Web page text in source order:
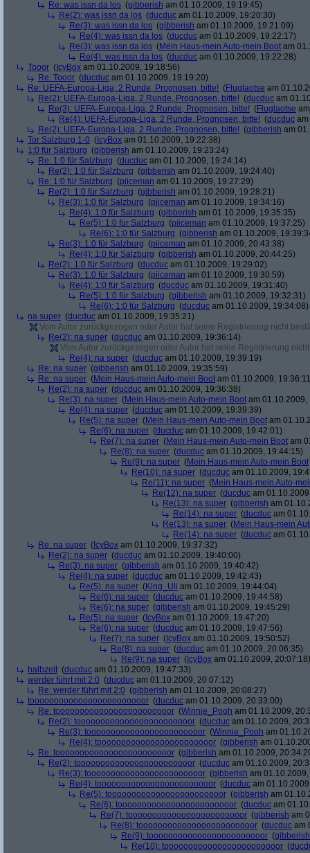
Re: was issn da los (gibberish am 01.10.2009, 19:19:45)
Re(2): was issn da los (ducduc am 01.10.2009, 19:20:30)
Re(3): was issn da los (gibberish am 01.10.2009, 19:21:09)
Re(4): was issn da los (ducduc am 01.10.2009, 19:22:17)
Re(3): was issn da los (Mein Haus-mein Auto-mein Boot am
Re(4): was issn da los (ducduc am 01.10.2009, 19:22:28)
Tooor ( IcyBox am 01.10.2009, 19:18:56)
Re: Tooor (ducduc am 01.10.2009, 19:19:20)
Re: UEFA-Europa-Liga, 2 Runde, Prognosen, bitte! (Fluglaotse am
Re(2): UEFA-Europa-Liga, 2 Runde, Prognosen, bitte! (ducduc am
Re(3): UEFA-Europa-Liga, 2 Runde, Prognosen, bitte! (Fluglaotse
Re(4): UEFA-Europa-Liga, 2 Runde, Prognosen, bitte! (ducduc
Re(2): UEFA-Europa-Liga, 2 Runde, Prognosen, bitte! (gibberish am
Tor Salzburg 1-0 ( IcyBox am 01.10.2009, 19:22:38)
1:0 für Salzburg (gibberish am 01.10.2009, 19:23:24)
Re: 1:0 für Salzburg (ducduc am 01.10.2009, 19:24:14)
Re(2): 1:0 für Salzburg (gibberish am 01.10.2009, 19:24:40)
Re: 1:0 für Salzburg (piiceman am 01.10.2009, 19:27:29)
Re(2): 1:0 für Salzburg (gibberish am 01.10.2009, 19:28:21)
Re(3): 1:0 für Salzburg (piiceman am 01.10.2009, 19:34:16)
Re(4): 1:0 für Salzburg (gibberish am 01.10.2009, 19:35:35)
Re(5): 1:0 für Salzburg (piiceman am 01.10.2009, 19:37:25)
Re(6): 1:0 für Salzburg (gibberish am 01.10.2009,
Re(3): 1:0 für Salzburg (piiceman am 01.10.2009, 20:43:38)
Re(4): 1:0 für Salzburg (gibberish am 01.10.2009, 20:44:25)
Re(2): 1:0 für Salzburg (ducduc am 01.10.2009, 19:29:02)
Re(3): 1:0 für Salzburg (piiceman am 01.10.2009, 19:30:59)
Re(4): 1:0 für Salzburg (ducduc am 01.10.2009, 19:31:40)
Re(5): 1:0 für Salzburg (gibberish am 01.10.2009, 19:32:31)
Re(6): 1:0 für Salzburg (ducduc am 01.10.2009, 19:34:08)
na super (ducduc am 01.10.2009, 19:35:21)
Vom Autor zurückgezogen oder Autor hat seine Registrierung nicht
Re(2): na super (ducduc am 01.10.2009, 19:36:14)
Vom Autor zurückgezogen oder Autor hat seine Registrierung
Re(4): na super (ducduc am 01.10.2009, 19:39:19)
Re: na super (gibberish am 01.10.2009, 19:35:59)
Re: na super (Mein Haus-mein Auto-mein Boot am 01.10.2009,
Re(2): na super (ducduc am 01.10.2009, 19:36:38)
Re(3): na super (Mein Haus-mein Auto-mein Boot am 01.10.2009,
Re(4): na super (ducduc am 01.10.2009, 19:39:39)
Re(5): na super (Mein Haus-mein Auto-mein Boot am
Re(6): na super (ducduc am 01.10.2009, 19:42:01)
Re(7): na super (Mein Haus-mein Auto-mein Boot am
Re(8): na super (ducduc am 01.10.2009, 19:44:15)
Re(9): na super (Mein Haus-mein Auto-mein Boot
Re(10): na super (ducduc am 01.10.2009,
Re(11): na super (Mein Haus-mein Auto-
Re(12): na super (ducduc am
Re(13): na super (gibberish am
Re(14): na super (ducduc am
Re(13): na super (Mein Haus-mein
Re(14): na super (ducduc am
Re: na super ( IcyBox am 01.10.2009, 19:37:32)
Re(2): na super (ducduc am 01.10.2009, 19:40:00)
Re(3): na super (gibberish am 01.10.2009, 19:40:42)
Re(4): na super (ducduc am 01.10.2009, 19:42:43)
Re(5): na super (King_Uli am 01.10.2009, 19:44:04)
Re(6): na super (ducduc am 01.10.2009, 19:44:58)
Re(6): na super (gibberish am 01.10.2009, 19:45:29)
Re(5): na super ( IcyBox am 01.10.2009, 19:47:20)
Re(6): na super (ducduc am 01.10.2009, 19:47:56)
Re(7): na super ( IcyBox am 01.10.2009, 19:50:52)
Re(8): na super (ducduc am 01.10.2009, 20:06:35)
Re(9): na super ( IcyBox am 01.10.2009, 20:07:18)
halbzeit (ducduc am 01.10.2009, 19:47:33)
werder führt mit 2:0 (ducduc am 01.10.2009, 20:07:12)
Re: werder führt mit 2:0 (gibberish am 01.10.2009, 20:08:27)
toooooooooooooooooooooooor (ducduc am 01.10.2009, 20:33:00)
Re: toooooooooooooooooooooooor (Winnie_Pooh am 01.10.2009,
Re(2): toooooooooooooooooooooooor (ducduc am 01.10.2009,
Re(3): toooooooooooooooooooooooor (Winnie_Pooh am
Re(4): toooooooooooooooooooooooor (gibberish am
Re: toooooooooooooooooooooooor (gibberish am 01.10.2009,
Re(2): toooooooooooooooooooooooor (ducduc am 01.10.2009,
Re(3): toooooooooooooooooooooooor (gibberish am
Re(4): toooooooooooooooooooooooor (ducduc am
Re(5): toooooooooooooooooooooooor (gibberish am
Re(6): toooooooooooooooooooooooor (ducduc am
Re(7): toooooooooooooooooooooooor (gibberish am
Re(8): toooooooooooooooooooooooor (ducduc am
Re(9): toooooooooooooooooooooooor (gibberish
Re(10): toooooooooooooooooooooooor (